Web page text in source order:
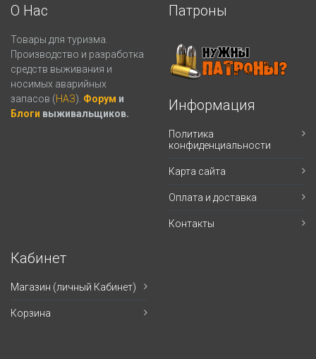
О Нас
Товары для туризма.
Производство и разработка
средств выживания и
носимых аварийных
запасов (НАЗ). Форум и
Блоги выживальщиков.
Патроны
Информация
Политика
конфиденциальности
Карта сайта
Оплата и доставка
Контакты
Кабинет
Магазин (личный Кабинет)
Корзина